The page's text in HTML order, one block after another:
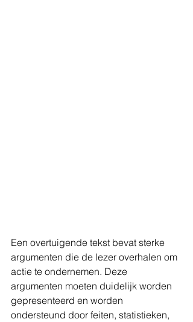
Een overtuigende tekst bevat sterke
argumenten die de lezer overhalen om
actie te ondernemen. Deze
argumenten moeten duidelijk worden
gepresenteerd en worden
ondersteund door feiten, statistieken,